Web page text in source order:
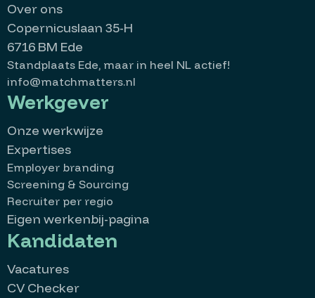
Over ons
Copernicuslaan 35-H
6716 BM Ede
Standplaats Ede, maar in heel NL actief!
info@matchmatters.nl
Werkgever
Onze werkwijze
Expertises
Employer branding
Screening & Sourcing
Recruiter per regio
Eigen werkenbij-pagina
Kandidaten
Vacatures
CV Checker